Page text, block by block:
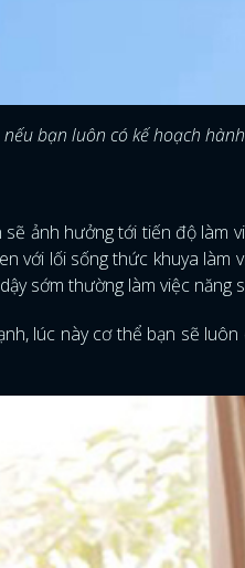
bạn luôn có kế hoạch
ảnh hưởng tới tiến độ làm
với lối sống thức khuya làm
sớm thường làm việc năng
lúc này cơ thể bạn sẽ